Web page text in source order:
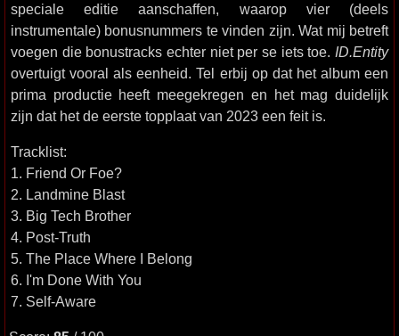
speciale editie aanschaffen, waarop vier (deels
instrumentale) bonusnummers te vinden zijn. Wat mij betreft
voegen die bonustracks echter niet per se iets toe. ID.Entity
overtuigt vooral als eenheid. Tel erbij op dat het album een
prima productie heeft meegekregen en het mag duidelijk
zijn dat het de eerste topplaat van 2023 een feit is.
Tracklist:
1. Friend Or Foe?
2. Landmine Blast
3. Big Tech Brother
4. Post-Truth
5. The Place Where I Belong
6. I'm Done With You
7. Self-Aware